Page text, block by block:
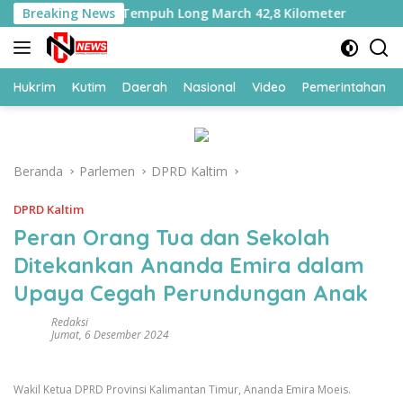
Langsung
ke
konten
Breaking News
Ditempa, Tempuh Long March 42,8 Kilometer
Hukrim Kutim Daerah Nasional Video Pemerintahan
Beranda Parlemen DPRD Kaltim
DPRD Kaltim
Peran Orang Tua dan Sekolah
Ditekankan Ananda Emira dalam
Upaya Cegah Perundungan Anak
Redaksi
Jumat, 6 Desember 2024
Wakil Ketua DPRD Provinsi Kalimantan Timur, Ananda Emira Moeis.